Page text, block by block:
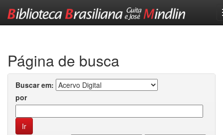
Página de busca
Buscar em:
por